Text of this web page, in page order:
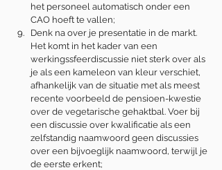
het personeel automatisch onder een
CAO hoeft te vallen;
Denk na over je presentatie in de markt.
Het komt in het kader van een
werkingssfeerdiscussie niet sterk over als
je als een kameleon van kleur verschiet,
afhankelijk van de situatie met als meest
recente voorbeeld de pensioen-kwestie
over de vegetarische gehaktbal. Voer bij
een discussie over kwalificatie als een
zelfstandig naamwoord geen discussies
over een bijvoeglijk naamwoord, terwijl je
de eerste erkent;